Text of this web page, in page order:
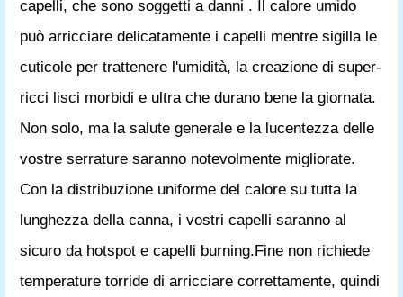
capelli, che sono soggetti a danni . Il calore umido
può arricciare delicatamente i capelli mentre sigilla le
cuticole per trattenere l'umidità, la creazione di super-
ricci lisci morbidi e ultra che durano bene la giornata.
Non solo, ma la salute generale e la lucentezza delle
vostre serrature saranno notevolmente migliorate.
Con la distribuzione uniforme del calore su tutta la
lunghezza della canna, i vostri capelli saranno al
sicuro da hotspot e capelli burning.Fine non richiede
temperature torride di arricciare correttamente, quindi